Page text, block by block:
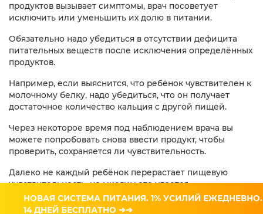
продуктов вызывает симптомы, врач посоветует
исключить или уменьшить их долю в питании.
Обязательно надо убедиться в отсутствии дефицита
питательных веществ после исключения определённых
продуктов.
Например, если выяснится, что ребёнок чувствителен к
молочному белку, надо убедиться, что он получает
достаточное количество кальция с другой пищей.
Через некоторое время под наблюдением врача вы
можете попробовать снова ввести продукт, чтобы
проверить, сохраняется ли чувствительность.
Далеко не каждый ребёнок перерастает пищевую
чувствительность, но многим это удается.
НОВАЯ СИСТЕМА ПИТАНИЯ. 1% УСИЛИЙ ЕЖЕДНЕВНО.
14 ДНЕЙ БЕСПЛАТНО ➔➔